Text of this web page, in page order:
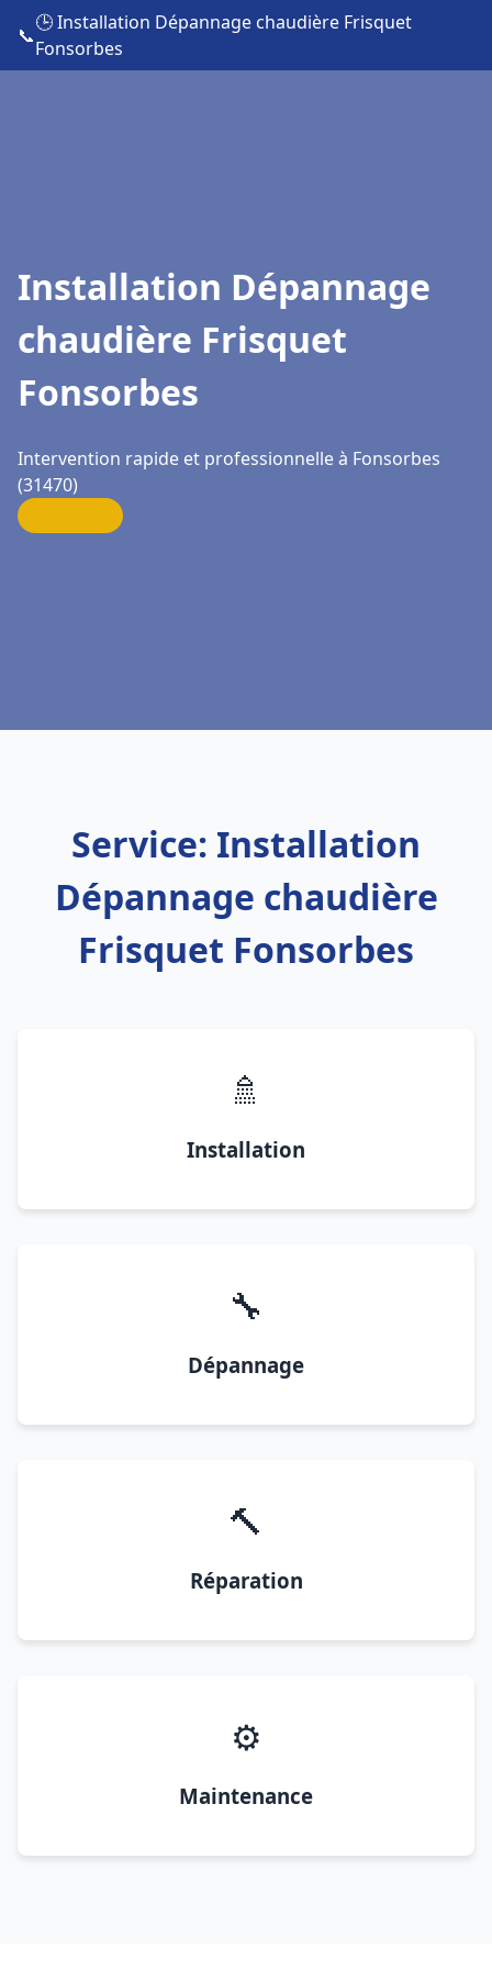
📞
🕒 Installation Dépannage chaudière Frisquet
Fonsorbes
Installation Dépannage
chaudière Frisquet
Fonsorbes
Intervention rapide et professionnelle à Fonsorbes
(31470)
Service: Installation
Dépannage chaudière
Frisquet Fonsorbes
🚿
Installation
🔧
Dépannage
🔨
Réparation
⚙️
Maintenance